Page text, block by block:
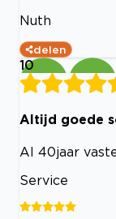
Nuth
delen
10
Altijd goede
Al 40jaar
Service